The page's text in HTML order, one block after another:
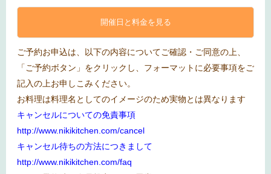
開催日と料金を見る
ご予約お申込は、以下の内容についてご確認・ご同意の上、
「ご予約ボタン」をクリックし、フォーマットに必要事項をご
記入の上お申しこみください。
お料理は料理名としてのイメージのため実物とは異なります
キャンセルについての免責事項
http://www.nikikitchen.com/cancel
キャンセル待ちの方法につきまして
http://www.nikikitchen.com/faq